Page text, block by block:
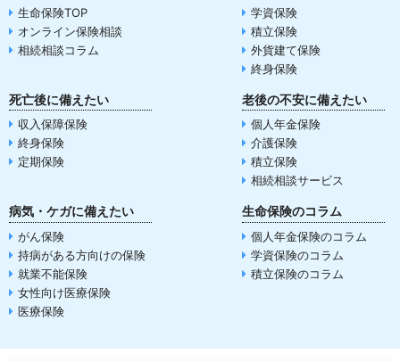
生命保険TOP
オンライン保険相談
相続相談コラム
学資保険
積立保険
外貨建て保険
終身保険
死亡後に備えたい
収入保障保険
終身保険
定期保険
老後の不安に備えたい
個人年金保険
介護保険
積立保険
相続相談サービス
病気・ケガに備えたい
がん保険
持病がある方向けの保険
就業不能保険
女性向け医療保険
医療保険
生命保険のコラム
個人年金保険のコラム
学資保険のコラム
積立保険のコラム